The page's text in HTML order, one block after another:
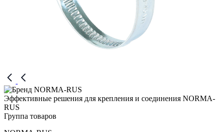
Эффективные решения для крепления и соединения NORMA-
RUS
Группа товаров